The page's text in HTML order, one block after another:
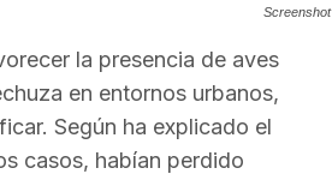
Screenshot
la presencia de aves
en entornos urbanos,
Según ha explicado el
casos, habían perdido